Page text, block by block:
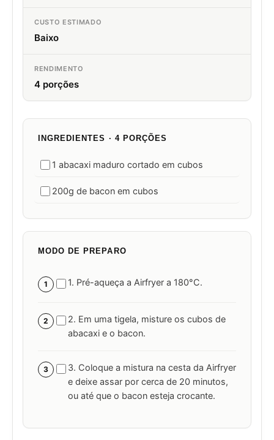
CUSTO ESTIMADO
Baixo
RENDIMENTO
4 porções
INGREDIENTES · 4 PORÇÕES
1 abacaxi maduro cortado em cubos
200g de bacon em cubos
MODO DE PREPARO
1 1. Pré-aqueça a Airfryer a 180°C.
2
2. Em uma tigela, misture os cubos de
abacaxi e o bacon.
3
3. Coloque a mistura na cesta da Airfryer
e deixe assar por cerca de 20 minutos,
ou até que o bacon esteja crocante.